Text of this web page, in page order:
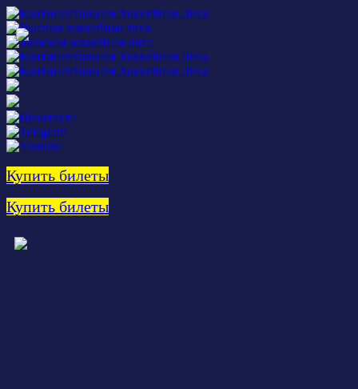
Купить билеты
Купить билеты